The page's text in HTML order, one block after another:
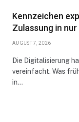
Kennzeichen
Zulassung in
AUGUST 7, 2026
Die Digitalisierung
vereinfacht. Was
in…